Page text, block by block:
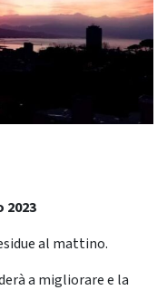
2023
al mattino.
a migliorare e la